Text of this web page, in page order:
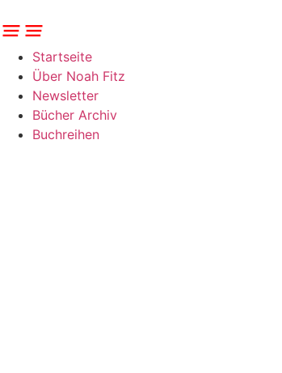
Inhalt
springen
Startseite
Über Noah Fitz
Newsletter
Bücher Archiv
Buchreihen